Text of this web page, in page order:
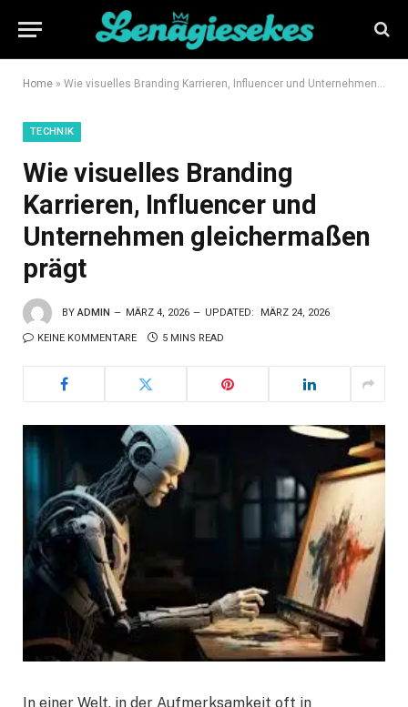
Home » Wie visuelles Branding Karrieren, Influencer und Unternehmen gleichermaßen prägt
TECHNIK
Wie visuelles Branding
Karrieren, Influencer und
Unternehmen gleichermaßen
prägt
BY ADMIN MÄRZ 4, 2026 UPDATED: MÄRZ 24, 2026
KEINE KOMMENTARE 5 MINS READ
In einer Welt, in der Aufmerksamkeit oft in